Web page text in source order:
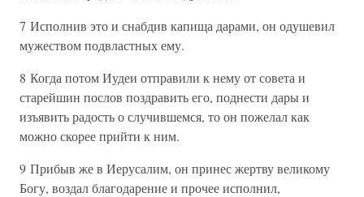
7 Исполнив это и снабдив капища дарами, он одушевил
мужеством подвластных ему.
8 Когда потом Иудеи отправили к нему от совета и
старейшин послов поздравить его, поднести дары и
изъявить радость о случившемся, то он пожелал как
можно скорее прийти к ним.
9 Прибыв же в Иерусалим, он принес жертву великому
Богу, воздал благодарение и прочее исполнил,